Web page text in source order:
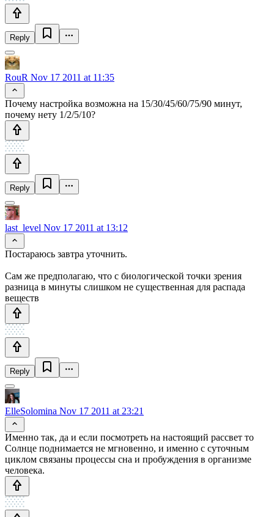
Reply
RouR Nov 17 2011 at 11:35
Почему настройка возможна на 15/30/45/60/75/90 минут,
почему нету 1/2/5/10?
Reply
last_level Nov 17 2011 at 13:12
Постараюсь завтра уточнить.
Сам же предполагаю, что с биологической точки зрения
разница в минуты слишком не существенная для распада
веществ
Reply
ElleSolomina Nov 17 2011 at 23:21
Именно так, да и если посмотреть на настоящий рассвет то
Солнце поднимается не мгновенно, и именно с суточным
циклом связаны процессы сна и пробуждения в организме
человека.